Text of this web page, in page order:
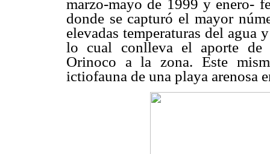
marzo-mayo de 1999 y enero-
donde se capturó el mayor
elevadas temperaturas del agua
lo cual conlleva el aporte de
Orinoco a la zona. Este
ictiofauna de una playa arenosa